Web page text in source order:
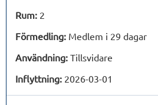
Rum: 2
Förmedling: Medlem i 29 dagar
Användning: Tillsvidare
Inflyttning: 2026-03-01